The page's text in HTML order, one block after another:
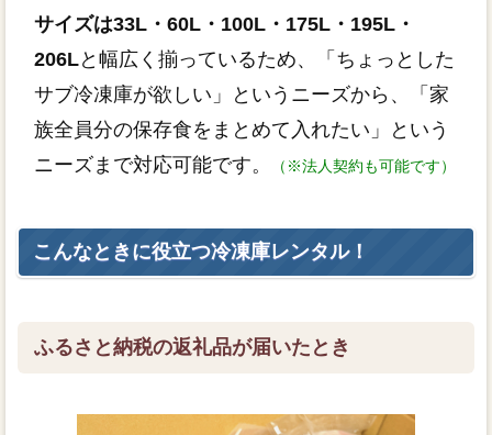
サイズは33L・60L・100L・175L・195L・
206Lと幅広く揃っているため、「ちょっとした
サブ冷凍庫が欲しい」というニーズから、「家
族全員分の保存食をまとめて入れたい」という
ニーズまで対応可能です。
（※法人契約も可能です）
こんなときに役立つ冷凍庫レンタル！
ふるさと納税の返礼品が届いたとき